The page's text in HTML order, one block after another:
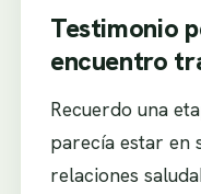
Testimonio
encuentro
Recuerdo una
parecía estar en
relaciones